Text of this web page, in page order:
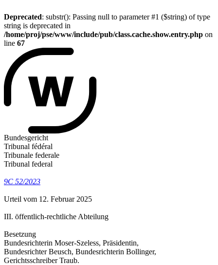
Deprecated: substr(): Passing null to parameter #1 ($string) of type
string is deprecated in
/home/proj/pse/www/include/pub/class.cache.show.entry.php on
line 67
Bundesgericht
Tribunal fédéral
Tribunale federale
Tribunal federal
9C 52/2023
Urteil vom 12. Februar 2025
III. öffentlich-rechtliche Abteilung
Besetzung
Bundesrichterin Moser-Szeless, Präsidentin,
Bundesrichter Beusch, Bundesrichterin Bollinger,
Gerichtsschreiber Traub.